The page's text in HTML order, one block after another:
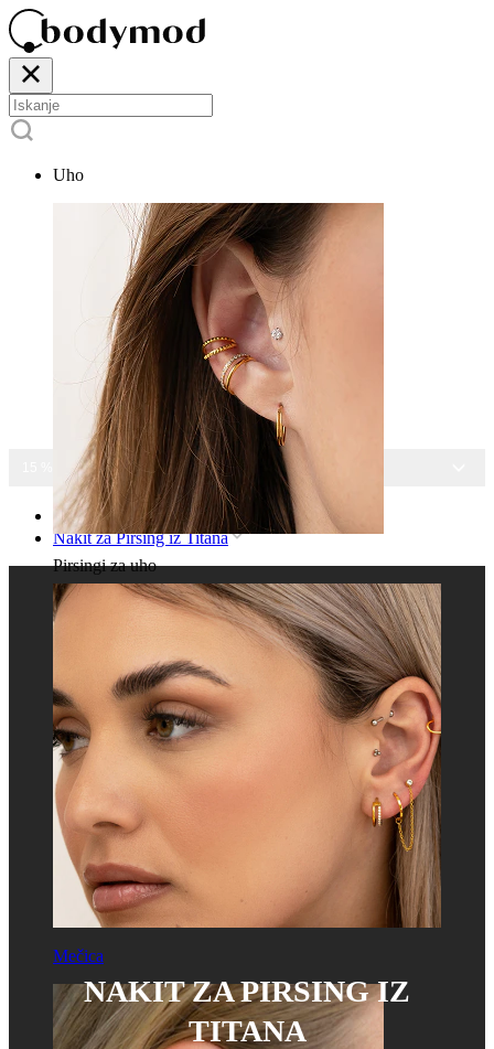
Uho
Pirsingi za uho
Mečica
15 % POPUSTA NA VES NAKIT
Domov
Nakit za Pirsing iz Titana
NAKIT ZA PIRSING IZ
TITANA